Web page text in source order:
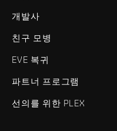
개발사
친구 모병
EVE 복귀
파트너 프로그램
선의를 위한 PLEX